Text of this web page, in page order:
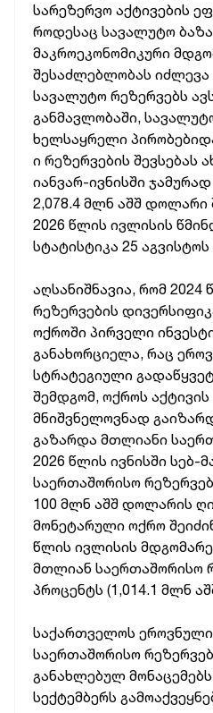
სარეზერვო აქტივების
როდესაც სავალუტო
მაკროეკონომიკური
შესაძლებლობას იძლევა
სავალუტო რეზერვებს
განმავლობაში,
ხელსაყრელი
ი რეზერვების შევსებას
იანვარ-ივნისში
2,078.4 მლნ აშშ
2026 წლის ივლისის
სტატისტიკა 25
აღსანიშნავია, რომ 2024
რეზერვების
ოქროში პირველი
განახორციელა, რაც
სტრატეგიული
შემდგომ, ოქროს
მნიშვნელოვნად
გაზარდა მთლიანი
2026 წლის ივნისში სებ-
საერთაშორისო
100 მლნ აშშ დოლარის
მონეტარული ოქრო
წლის ივლისის
მთლიან საერთაშორისო
პროცენტს (1,014.1 მლნ
საქართველოს
საერთაშორისო
განახლებულ
სექტემბერს